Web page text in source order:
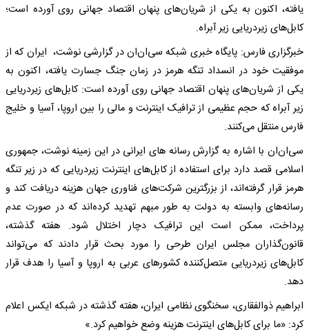
یافته، اکنون به یکی از شریان‌های پنهان اقتصاد جهانی روی آورده است؛
کابل‌های زیردریایی زیر آبراه.
خبرگزاری فارس: پایگاه خبری شبکه سی‌ان‌ان در گزارشی نوشت، ایران که از
موفقیت خود در انسداد تنگه هرمز در زمان جنگ جسارت یافته، اکنون به
یکی از شریان‌های پنهان اقتصاد جهانی روی آورده است: کابل‌های زیردریایی
زیر آبراه که حجم عظیمی از ترافیک اینترنت و مالی را بین اروپا، آسیا و خلیج
فارس منتقل می‌کنند.
سی‌ان‌ان با اشاره به گزارش رسانه های ایرانی در این زمینه نوشت، جمهوری
اسلامی قصد دارد برای استفاده از کابل‌های اینترنت زیردریایی که در زیر تنگه
هرمز قرار گرفته‌اند، از بزرگترین شرکت‌های فناوری جهان هزینه دریافت کند و
رسانه‌های وابسته به دولت به طور مبهم تهدید کرده‌اند که در صورت عدم
پرداخت، ممکن است این ترافیک دچار اختلال شود. هفته گذشته،
قانون‌گذاران مجلس ایران طرحی را مورد بحث قرار دادند که می‌تواند
کابل‌های زیردریایی متصل‌کننده کشورهای عربی به اروپا و آسیا را هدف قرار
دهد.
ابراهیم ذوالفقاری، سخنگوی نظامی ایران، هفته گذشته در شبکه ایکس اعلام
کرد: «ما برای کابل‌های اینترنت هزینه وضع خواهیم کرد.»